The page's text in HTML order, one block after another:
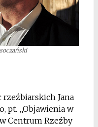
Jana
pt. „Objawienia w
Centrum Rzeźby